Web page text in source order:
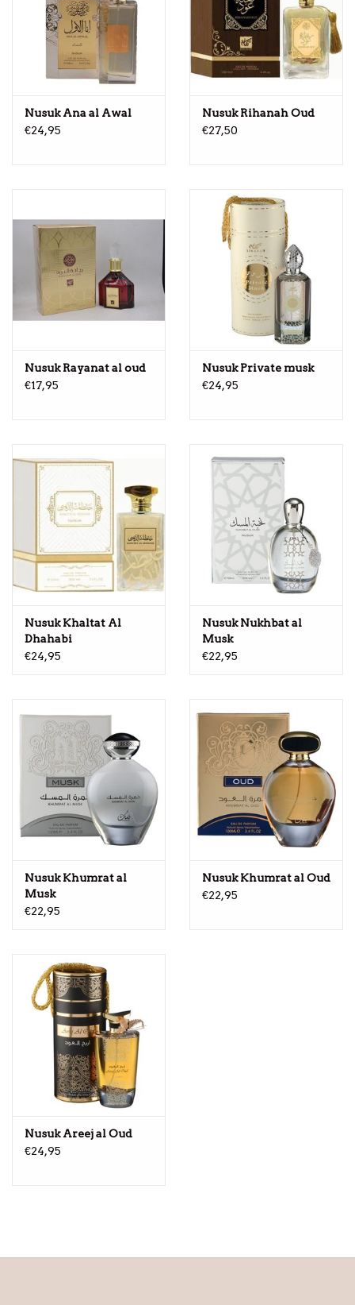
Nusuk Ana al Awal
€24,95
Nusuk Rihanah Oud
€27,50
Nusuk Rayanat al oud
€17,95
Nusuk Private musk
€24,95
Nusuk Khaltat Al
Dhahabi
€24,95
Nusuk Nukhbat al
Musk
€22,95
Nusuk Khumrat al
Musk
€22,95
Nusuk Khumrat al Oud
€22,95
Nusuk Areej al Oud
€24,95